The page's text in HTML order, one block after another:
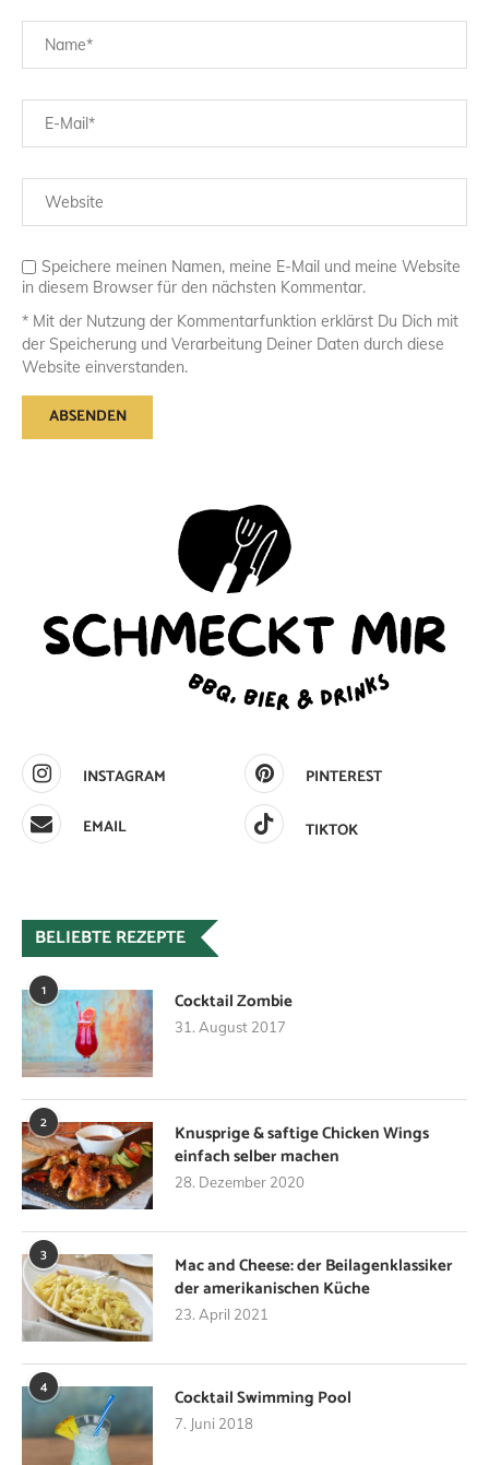
Speichere meinen Namen, meine E-Mail und meine Website
in diesem Browser für den nächsten Kommentar.
* Mit der Nutzung der Kommentarfunktion erklärst Du Dich mit
der Speicherung und Verarbeitung Deiner Daten durch diese
Website einverstanden.
INSTAGRAM
PINTEREST
EMAIL
TIKTOK
BELIEBTE REZEPTE
1 Cocktail Zombie
31. August 2017
2
Knusprige & saftige Chicken Wings
einfach selber machen
28. Dezember 2020
3
Mac and Cheese: der Beilagenklassiker
der amerikanischen Küche
23. April 2021
4 Cocktail Swimming Pool
7. Juni 2018